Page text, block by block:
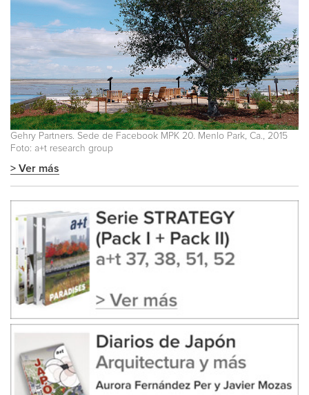
Gehry Partners. Sede de Facebook MPK 20. Menlo Park, Ca., 2015
Foto: a+t research group
> Ver más